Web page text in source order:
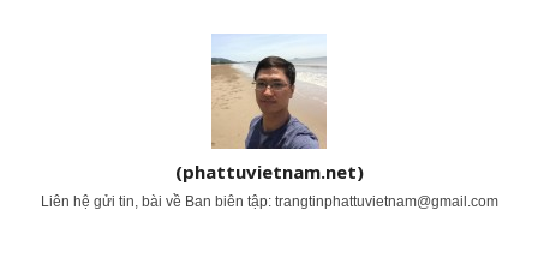
(phattuvietnam.net)
Liên hệ gửi tin, bài về Ban biên tập: trangtinphattuvietnam@gmail.com